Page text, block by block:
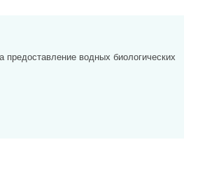
предоставление водных биологических